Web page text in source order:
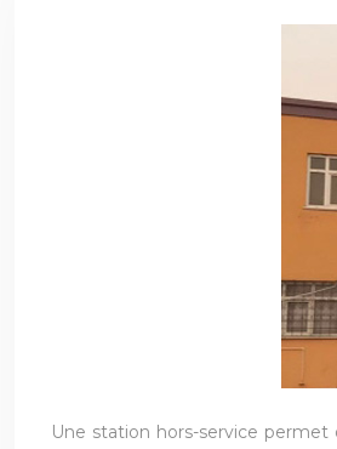
Une station hors-service